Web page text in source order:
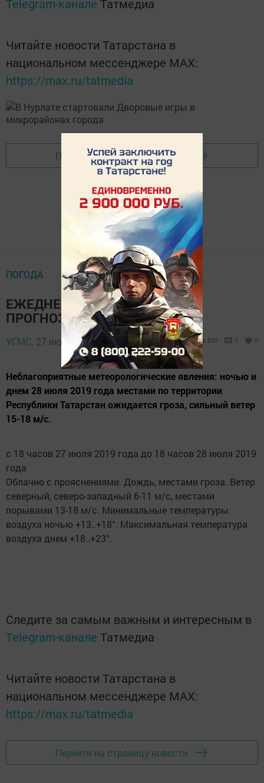
Telegram-канале Татмедиа
Читайте новости Татарстана в
национальном мессенджере MАХ:
https://max.ru/tatmedia
Перейти на страницу новости
ПОГОДА
ЕЖЕДНЕВНЫЙ ОПЕРАТИВНЫЙ
ПРОГНОЗ на 28 июля
УГМС, 27 июля 2019 - 17:35 850 0 0
Неблагоприятные метеорологические явления: ночью и
днем 28 июля 2019 года местами по территории
Республики Татарстан ожидается гроза, сильный ветер
15-18 м/с.
с 18 часов 27 июля 2019 года до 18 часов 28 июля 2019
года
Облачно с прояснениями. Дождь, местами гроза. Ветер
северный, северо-западный 6-11 м/с, местами
порывами 13-18 м/с. Минимальные температуры
воздуха ночью +13..+18°. Максимальная температура
воздуха днем +18..+23°.
Следите за самым важным и интересным в
Telegram-канале Татмедиа
Читайте новости Татарстана в
национальном мессенджере MАХ:
https://max.ru/tatmedia
Перейти на страницу новости